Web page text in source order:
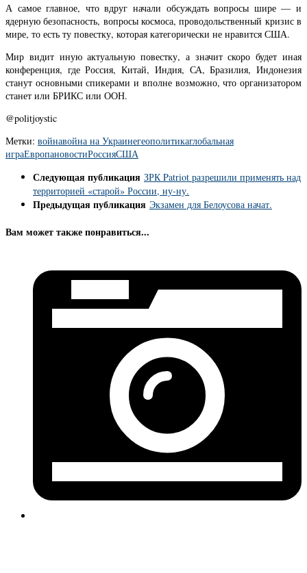
А самое главное, что вдруг начали обсуждать вопросы шире — и
ядерную безопасность, вопросы космоса, проводольственный кризис в
мире, то есть ту повестку, которая категорически не нравится США.
Мир видит иную актуальную повестку, а значит скоро будет иная
конференция, где Россия, Китай, Индия, СА, Бразилия, Индонезия
станут основными спикерами и вполне возможно, что организатором
станет или БРИКС или ООН.
@politjoystic
Метки: войнавойна на Украинегеополитикаглобальная
играЕвропановостиРоссияСША
Следующая публикация ЗРК Patriot разрешили применять над
территорией «старой» России, ну-ну.
Предыдущая публикация Экзамен для Белоусова начат.
Вам может также понравиться...